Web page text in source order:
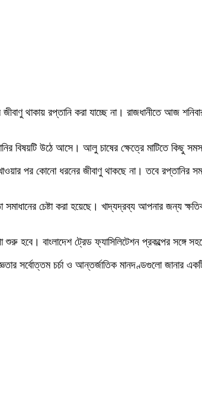
থাকায় রপ্তানি করা যাচ্ছে না। রাজধানীতে আজ
বিষয়টি উঠে আসে। আলু চাষের ক্ষেত্রে মাটিতে
পর কোনো ধরনের জীবাণু থাকছে না। তবে
চেষ্টা করা হয়েছে। খাদ্যদ্রব্য আপনার জন্য
বাংলাদেশ ট্রেড ফ্যাসিলিটেশন প্রকল্পের সঙ্গে
সর্বোত্তম চর্চা ও আন্তর্জাতিক মানদণ্ডগুলো জানার